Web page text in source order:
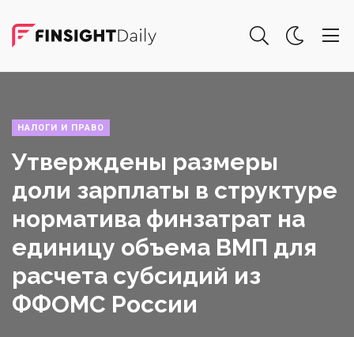
НАЛОГИ И ПРАВО
Утверждены размеры
доли зарплаты в структуре
норматива финзатрат на
единицу объема ВМП для
расчета субсидий из
ФФОМС России